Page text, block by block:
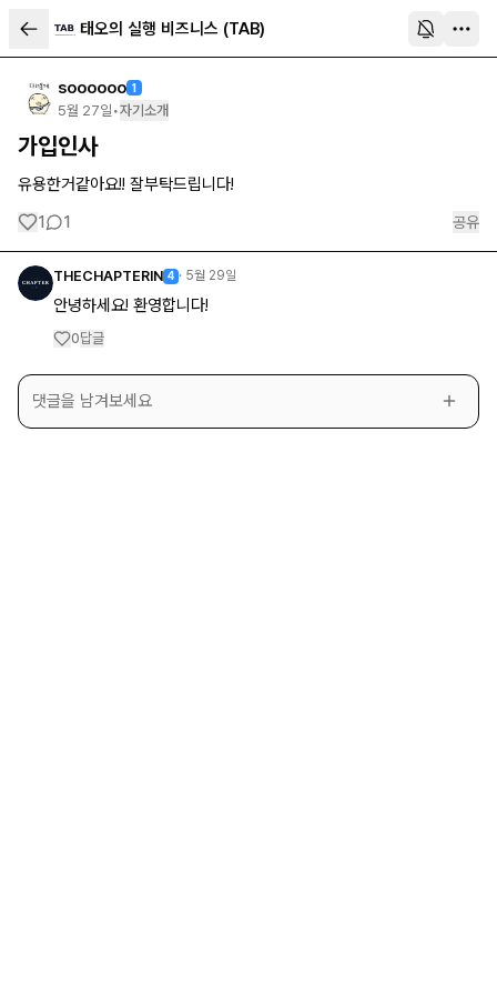
태오의 실행 비즈니스 (TAB)
soooooo 1
5월 27일 •자기소개
가입인사
유용한거같아요!! 잘부탁드립니다!
1 1 공유
THECHAPTERIN 4 · 5월 29일
안녕하세요! 환영합니다!
0답글
댓글을 남겨보세요